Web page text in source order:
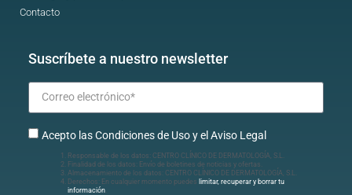
Contacto
Suscríbete a nuestro newsletter
Acepto las Condiciones de Uso y el Aviso Legal
Responsable de los datos: CENTRO CLÍNICO DE DERMATOLOGÍA, S.L.
Finalidad de los datos: Envío de boletines de noticias y ofertas.
Almacenamiento de los datos: CENTRO CLÍNICO DE DERMATOLOGÍA, S.L.
Derechos: En cualquier momento puedes limitar, recuperar y borrar tu
información